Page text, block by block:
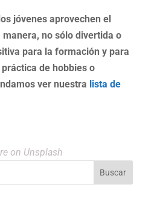
jóvenes aprovechen el
no sólo divertida o
para la formación y para
de hobbies o
ver nuestra lista de
on Unsplash